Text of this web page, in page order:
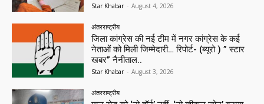
Star Khabar - August 4, 2026
अंतरराष्ट्रीय
जिला कांग्रेस की नई टीम में नगर कांग्रेस के कई
नेताओं को मिली जिम्मेदारी… रिपोर्ट- (ब्यूरो ) ” स्टार
खबर” नैनीताल..
Star Khabar - August 3, 2026
अंतरराष्ट्रीय